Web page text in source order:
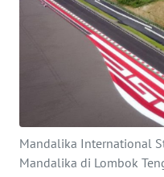
Mandalika International
Mandalika di Lombok
KAMI